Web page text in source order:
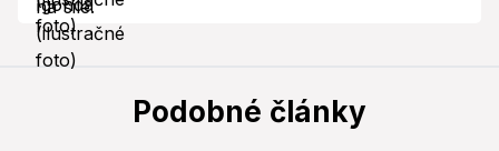
Podobné články